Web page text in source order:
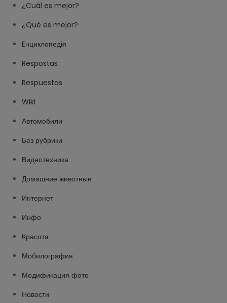
¿Cuál es mejor?
¿Qué es mejor?
Eнциклопедія
Respostas
Respuestas
Wiki
Автомобили
Без рубрики
Видеотехника
Домашние животные
Интернет
Инфо
Красота
Мобилография
Модификация фото
Новости